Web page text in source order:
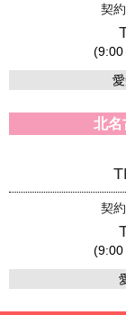
契
(9:00
北名
契
(9:00